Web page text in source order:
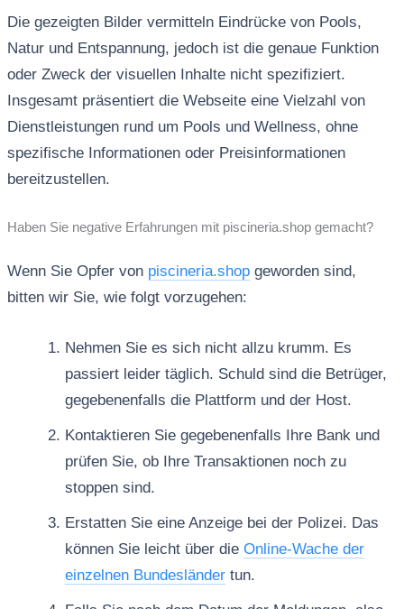
Die gezeigten Bilder vermitteln Eindrücke von Pools,
Natur und Entspannung, jedoch ist die genaue Funktion
oder Zweck der visuellen Inhalte nicht spezifiziert.
Insgesamt präsentiert die Webseite eine Vielzahl von
Dienstleistungen rund um Pools und Wellness, ohne
spezifische Informationen oder Preisinformationen
bereitzustellen.
Haben Sie negative Erfahrungen mit piscineria.shop gemacht?
Wenn Sie Opfer von piscineria.shopgeworden sind,
bitten wir Sie, wie folgt vorzugehen:
Nehmen Sie es sich nicht allzu krumm. Es
passiert leider täglich. Schuld sind die Betrüger,
gegebenenfalls die Plattform und der Host.
Kontaktieren Sie gegebenenfalls Ihre Bank und
prüfen Sie, ob Ihre Transaktionen noch zu
stoppen sind.
Erstatten Sie eine Anzeige bei der Polizei. Das
können Sie leicht über die Online-Wache der
einzelnen Bundesländertun.